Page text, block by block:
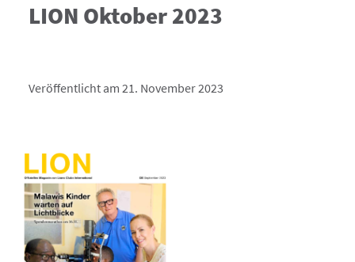
LION Oktober 2023
Veröffentlicht am 21. November 2023